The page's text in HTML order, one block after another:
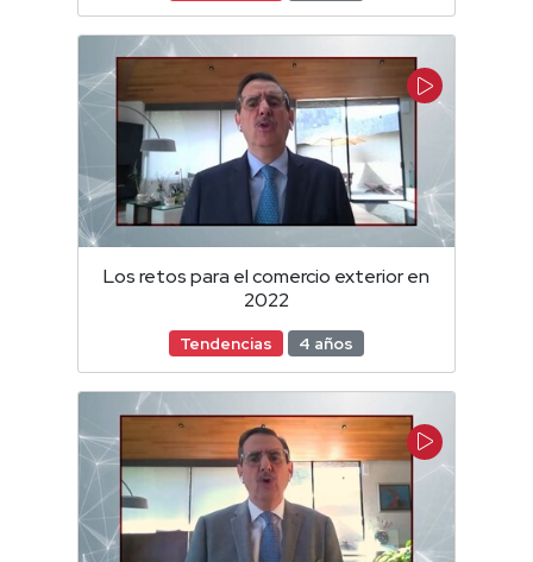
Los retos para el comercio exterior en
2022
Tendencias 4 años